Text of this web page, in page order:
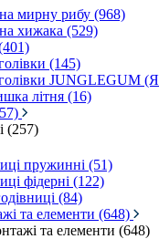
мирну рибу (968)
хижака (529)
(145)
JUNGLEGUM
літня (16)
(257)
пружинні (51)
фідерні (122)
(84)
та елементи (648)
та елементи (648)